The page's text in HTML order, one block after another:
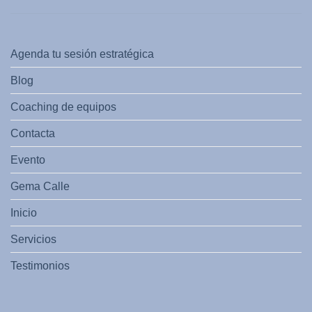
Agenda tu sesión estratégica
Blog
Coaching de equipos
Contacta
Evento
Gema Calle
Inicio
Servicios
Testimonios